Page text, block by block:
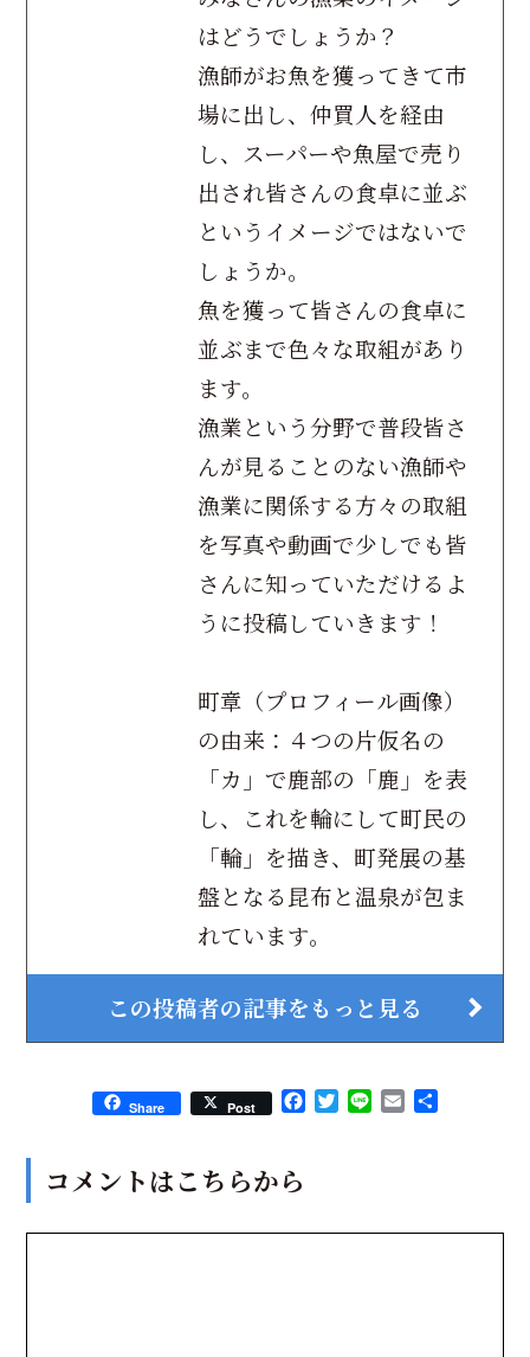
はどうでしょうか？
漁師がお魚を獲ってきて市
場に出し、仲買人を経由
し、スーパーや魚屋で売り
出され皆さんの食卓に並ぶ
というイメージではないで
しょうか。
魚を獲って皆さんの食卓に
並ぶまで色々な取組があり
ます。
漁業という分野で普段皆さ
んが見ることのない漁師や
漁業に関係する方々の取組
を写真や動画で少しでも皆
さんに知っていただけるよ
うに投稿していきます！
町章（プロフィール画像）
の由来：４つの片仮名の
「カ」で鹿部の「鹿」を表
し、これを輪にして町民の
「輪」を描き、町発展の基
盤となる昆布と温泉が包ま
れています。
この投稿者の記事をもっと見る
Share Post Facebook
Twitter
Line Email
コメントはこちらから